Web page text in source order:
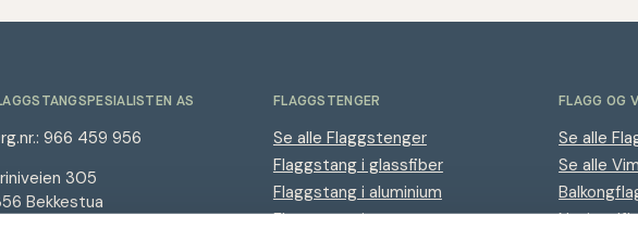
AS
966 459 956
305
Bekkestua
FLAGGSTENGER
Se alle Flaggstenger
Flaggstang i glassfiber
Flaggstang i aluminium
Flaggstang i tre
FLAGG OG
Se alle
Se alle